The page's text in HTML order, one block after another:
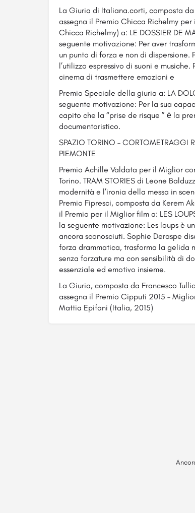
La Giuria di Italiana.corti, composta
assegna il Premio Chicca Richelmy
Chicca Richelmy) a: LE DOSSIER DE
seguente motivazione: Per aver
un punto di forza e non di
l’utilizzo espressivo di suoni e
cinema di trasmettere emozioni e
Premio Speciale della giuria a: LA
seguente motivazione: Per la sua
capito che la “prise de risque ” ė la
documentaristico.
SPAZIO TORINO – CORTOMETRAGGI
PIEMONTE
Premio Achille Valdata per il Miglior
Torino. TRAM STORIES di Leone
modernità e l’ironia della messa in
Premio Fipresci, composta da Kerem
il Premio per il Miglior film a: LES
la seguente motivazione: Les loups è
ancora sconosciuti. Sophie Deraspe
forza drammatica, trasforma la gelida
senza forzature ma con sensibilità di
essenziale ed emotivo insieme.
La Giuria, composta da Francesco
assegna il Premio Cipputi 2015 –
Mattia Epifani (Italia, 2015)